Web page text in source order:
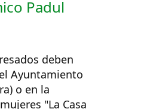
Padul
deben
Ayuntamiento
o en la
"La Casa